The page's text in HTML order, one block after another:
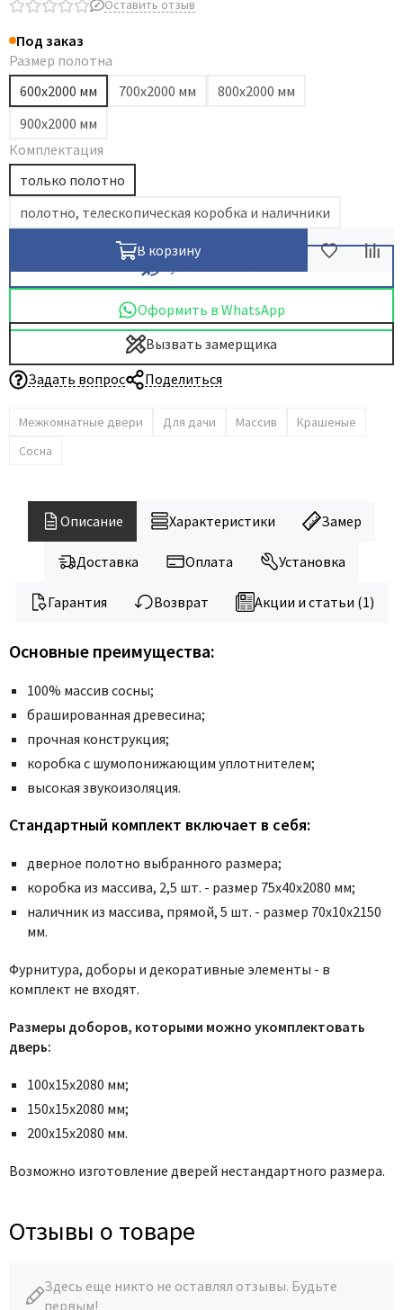
Comaglio
Comit
Covali
Dircode
Eclisse
El Porta
Fantom
Fuaro
Hausdoors
Kapelli
Krona Koblenz
Legend
Line Doors
Luxor
Morelli
Ofram
Optima Porte
Oro - Oro
Porta Di Parma
Portika
Poseidon
Profil Doors
Profilo Porte
Protector
STR
Uberture
Venezia Unique
Viporte
Оставить отзыв
Под заказ
Размер полотна
600х2000 мм
700х2000 мм
800х2000 мм
900х2000 мм
Комплектация
только полотно
полотно, телескопическая коробка и наличники
В корзину
Оформить в WhatsApp
Вызвать замерщика
Задать вопрос
Поделиться
Межкомнатные двери Для дачи Массив
Крашеные
Сосна
Описание Характеристики Замер
Доставка Оплата Установка
Гарантия Возврат Акции и статьи (1)
Основные преимущества:
100% массив сосны;
брашированная древесина;
прочная конструкция;
коробка с шумопонижающим уплотнителем;
высокая звукоизоляция.
Стандартный комплект включает в себя:
дверное полотно выбранного размера;
коробка из массива, 2,5 шт. - размер 75x40x2080 мм;
наличник из массива, прямой, 5 шт. - размер 70x10x2150
мм.
Фурнитура, доборы и декоративные элементы - в
комплект не входят.
Размеры доборов, которыми можно укомплектовать
дверь:
100х15х2080 мм;
150х15х2080 мм;
200х15х2080 мм.
Возможно изготовление дверей нестандартного размера.
Отзывы о товаре
Здесь еще никто не оставлял отзывы. Будьте
первым!